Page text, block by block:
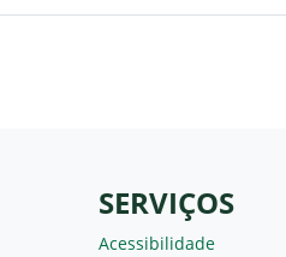
SERVIÇOS
Acessibilidade